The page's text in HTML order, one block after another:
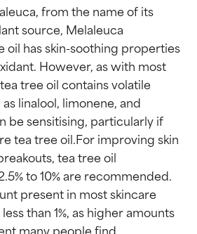
from the name of its
source, Melaleuca
oil has skin-soothing properties
However, as with most
tree oil contains volatile
linalool, limonene, and
be sensitising, particularly if
tea tree oil.For improving skin
tea tree oil
to 10% are recommended.
present in most skincare
than 1%, as higher amounts
many people find